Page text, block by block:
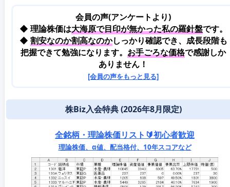
会員の声(アンケートより)
◆ 理論株価は大海原で目印が無かった私の羅針盤です。
◆ 割安なのか割高なのかしっかり確認でき、成長段階も
把握できて勉強になります。 お手ごろな価格で感謝しか
ありません！
[会員の声をもっと見る]
株Biz入会特典 (2026年8月限定)
全銘柄・理論株価リスト🔰初心者歓迎
理論株価、α値、配当格付、10年スコアなど